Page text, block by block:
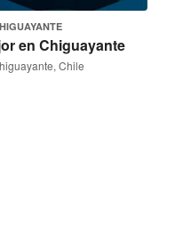
en Chiguayante
Chile